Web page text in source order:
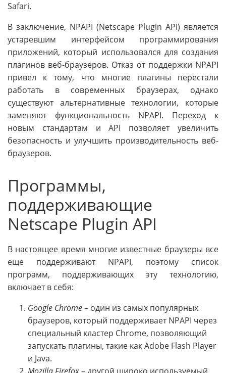
Safari.
В заключение, NPAPI (Netscape Plugin API) является
устаревшим интерфейсом программирования
приложений, который использовался для создания
плагинов веб-браузеров. Отказ от поддержки NPAPI
привел к тому, что многие плагины перестали
работать в современных браузерах, однако
существуют альтернативные технологии, которые
заменяют функциональность NPAPI. Переход к
новым стандартам и API позволяет увеличить
безопасность и улучшить производительность веб-
браузеров.
Программы,
поддерживающие
Netscape Plugin API
В настоящее время многие известные браузеры все
еще поддерживают NPAPI, поэтому список
программ, поддерживающих эту технологию,
включает в себя:
Google Chrome– один из самых популярных
браузеров, который поддерживает NPAPI через
специальный кластер Chrome, позволяющий
запускать плагины, такие как Adobe Flash Player
и Java.